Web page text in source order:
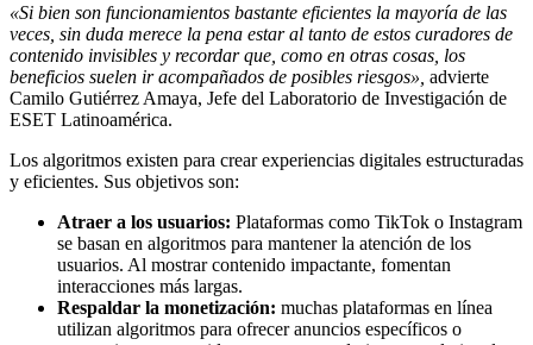
«Si bien son funcionamientos bastante eficientes la mayoría de las
veces, sin duda merece la pena estar al tanto de estos curadores de
contenido invisibles y recordar que, como en otras cosas, los
beneficios suelen ir acompañados de posibles riesgos», advierte
Camilo Gutiérrez Amaya, Jefe del Laboratorio de Investigación de
ESET Latinoamérica.
Los algoritmos existen para crear experiencias digitales estructuradas
y eficientes. Sus objetivos son:
Atraer a los usuarios: Plataformas como TikTok o Instagram
se basan en algoritmos para mantener la atención de los
usuarios. Al mostrar contenido impactante, fomentan
interacciones más largas.
Respaldar la monetización: muchas plataformas en línea
utilizan algoritmos para ofrecer anuncios específicos o